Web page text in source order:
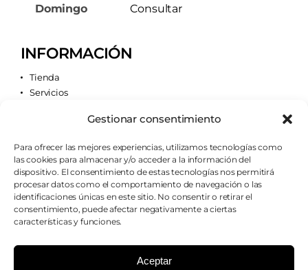
Gestionar consentimiento
Para ofrecer las mejores experiencias, utilizamos tecnologías como
las cookies para almacenar y/o acceder a la información del
dispositivo. El consentimiento de estas tecnologías nos permitirá
procesar datos como el comportamiento de navegación o las
identificaciones únicas en este sitio. No consentir o retirar el
consentimiento, puede afectar negativamente a ciertas
características y funciones.
Aceptar
Domingo
Consultar
INFORMACIÓN
Tienda
Servicios
Quiénes somos
AVISOS LEGALES
Aviso legal
Política de cookies
Política de privacidad